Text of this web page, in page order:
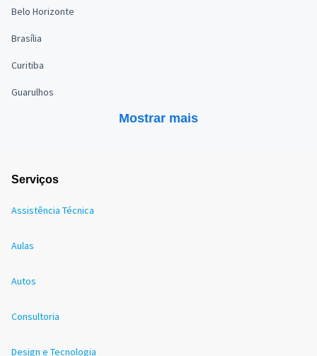
Belo Horizonte
Brasília
Curitiba
Guarulhos
Mostrar mais
Serviços
Assistência Técnica
Aulas
Autos
Consultoria
Design e Tecnologia